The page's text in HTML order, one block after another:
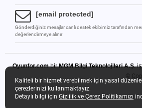
Kaliteli bir hizmet verebilmek için yasal
çerezlerinizi kullanmaktayız.
Detaylı bilgi için Gizlilik ve Çerez Politikamızı
[email protected]
Gönderdiğiniz mesajlar canlı destek ekibimiz tarafından
değerlendirmeye alınır
Oyunfor.combirMGM Bilgi Teknolojileri A.Ş.
©